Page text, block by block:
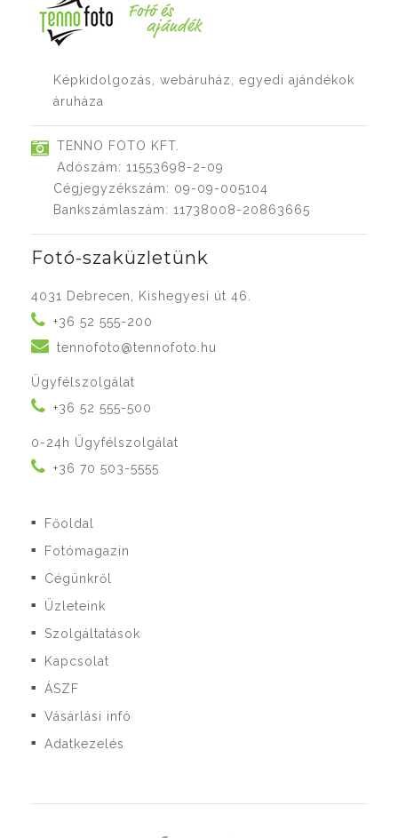
Képkidolgozás, webáruház, egyedi ajándékok
áruháza
TENNO FOTO KFT.
Adószám: 11553698-2-09
Cégjegyzékszám: 09-09-005104
Bankszámlaszám: 11738008-20863665
Fotó-szaküzletünk
4031 Debrecen, Kishegyesi út 46.
+36 52 555-200
tennofoto@tennofoto.hu
Ügyfélszolgálat
+36 52 555-500
0-24h Ügyfélszolgálat
+36 70 503-5555
■ Főoldal
■ Fotómagazin
■ Cégünkről
■ Üzleteink
■ Szolgáltatások
■ Kapcsolat
■ ÁSZF
■ Vásárlási infó
■ Adatkezelés